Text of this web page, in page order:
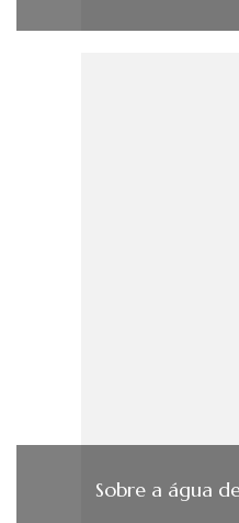
Sobre a água